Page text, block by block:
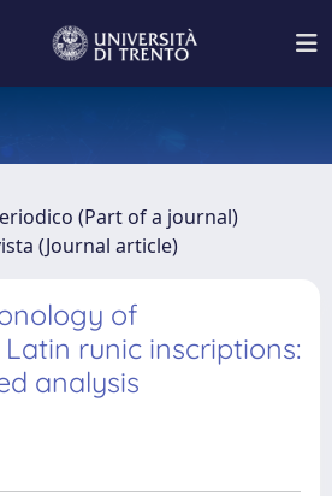
(Part of a journal)
(Journal article)
of
runic inscriptions:
analysis